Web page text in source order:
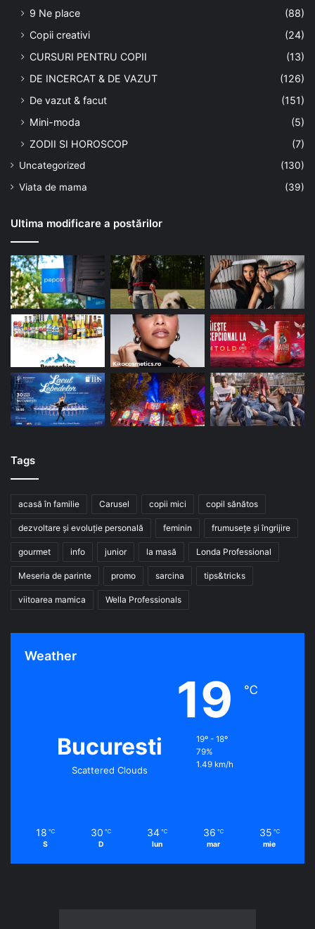
9 Ne place
(88)
Copii creativi
(24)
CURSURI PENTRU COPII
(13)
DE INCERCAT & DE VAZUT
(126)
De vazut & facut
(151)
Mini-moda
(5)
ZODII SI HOROSCOP
(7)
Uncategorized
(130)
Viata de mama
(39)
Ultima modificare a postărilor
Tags
acasă în familie Carusel copii mici copil sănătos
dezvoltare și evoluție personală feminin frumusețe și îngrijire
gourmet info junior la masă Londa Professional
Meseria de parinte promo sarcina tips&tricks
viitoarea mamica Wella Professionals
Weather
Bucuresti
Scattered Clouds
19 ℃
19º - 18º
79%
1.49 km/h
18 ℃
S
30 ℃
D
34 ℃
lun
36 ℃
mar
35 ℃
mie